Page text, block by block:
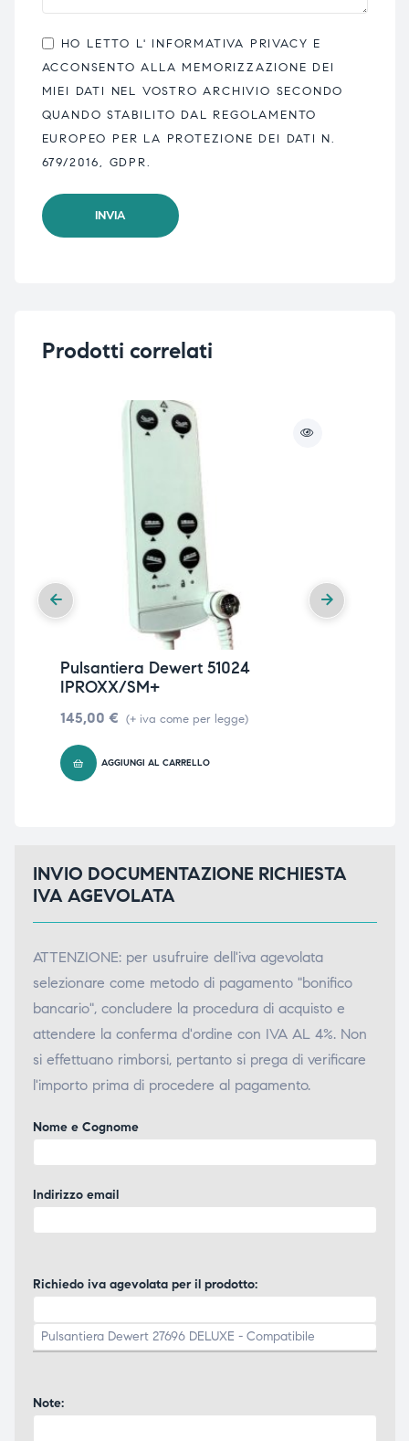
HO LETTO L' INFORMATIVA PRIVACY E
ACCONSENTO ALLA MEMORIZZAZIONE DEI
MIEI DATI NEL VOSTRO ARCHIVIO SECONDO
QUANDO STABILITO DAL REGOLAMENTO
EUROPEO PER LA PROTEZIONE DEI DATI N.
679/2016, GDPR.
Prodotti correlati
Pulsantiera Dewert 51024
IPROXX/SM+
145,00 € (+ iva come per legge)
AGGIUNGI AL CARRELLO
INVIO DOCUMENTAZIONE RICHIESTA
IVA AGEVOLATA
ATTENZIONE: per usufruire dell'iva agevolata
selezionare come metodo di pagamento "bonifico
bancario", concludere la procedura di acquisto e
attendere la conferma d'ordine con IVA AL 4%. Non
si effettuano rimborsi, pertanto si prega di verificare
l'importo prima di procedere al pagamento.
Nome e Cognome
Indirizzo email
Richiedo iva agevolata per il prodotto:
Note: